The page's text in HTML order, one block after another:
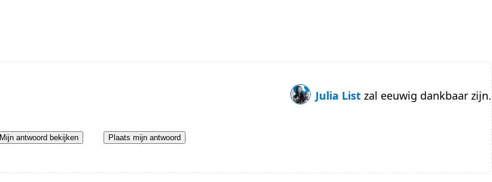
Julia List zal eeuwig dankbaar zijn.
Mijn antwoord bekijken Plaats mijn antwoord